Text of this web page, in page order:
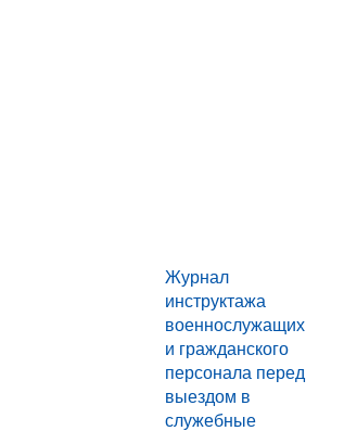
Журнал
инструктажа
военнослужащих
и гражданского
персонала перед
выездом в
служебные